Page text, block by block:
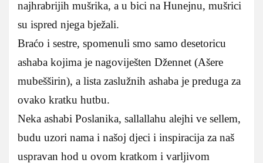
najhrabrijih mušrika, a u bici na Hunejnu, mušrici
su ispred njega bježali.
Braćo i sestre, spomenuli smo samo desetoricu
ashaba kojima je nagoviješten Džennet (Ašere
mubešširin), a lista zaslužnih ashaba je preduga za
ovako kratku hutbu.
Neka ashabi Poslanika, sallallahu alejhi ve sellem,
budu uzori nama i našoj djeci i inspiracija za naš
uspravan hod u ovom kratkom i varljivom